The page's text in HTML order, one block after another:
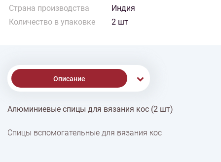
Страна производства
Индия
Количество в упаковке
2 шт
Описание
% Скидки
Алюминиевые спицы для вязания кос (2 шт)
Спицы вспомогательные для вязания кос